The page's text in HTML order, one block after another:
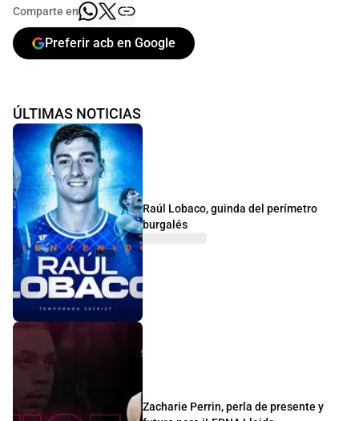
Comparte en
Preferir acb en Google
ÚLTIMAS NOTICIAS
Raúl Lobaco, guinda del perímetro
burgalés
Zacharie Perrin, perla de presente y